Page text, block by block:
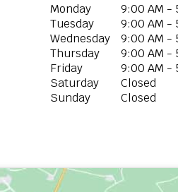
Monday
9:00 AM -
Tuesday
9:00 AM -
Wednesday
9:00 AM -
Thursday
9:00 AM -
Friday
9:00 AM -
Saturday
Closed
Sunday
Closed